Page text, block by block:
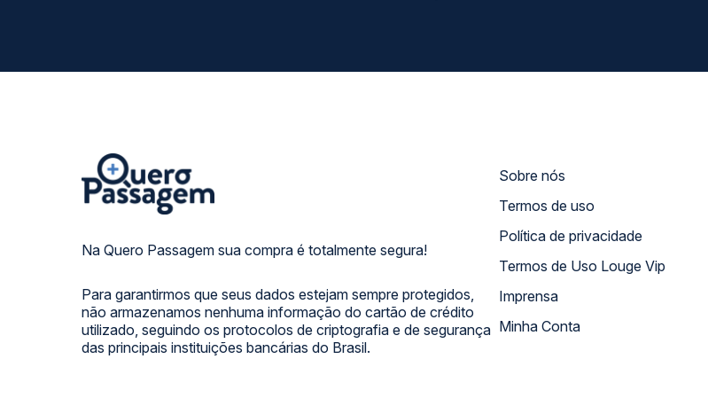
Na Quero Passagem sua compra é totalmente segura!
Para garantirmos que seus dados estejam sempre protegidos,
não armazenamos nenhuma informação do cartão de crédito
utilizado, seguindo os protocolos de criptografia e de segurança
das principais instituições bancárias do Brasil.
Sobre nós
Termos de uso
Política de privacidade
Termos de Uso Louge Vip
Imprensa
Minha Conta